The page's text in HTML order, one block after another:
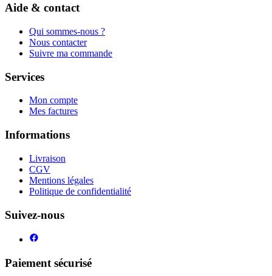
Aide & contact
Qui sommes-nous ?
Nous contacter
Suivre ma commande
Services
Mon compte
Mes factures
Informations
Livraison
CGV
Mentions légales
Politique de confidentialité
Suivez-nous
Paiement sécurisé